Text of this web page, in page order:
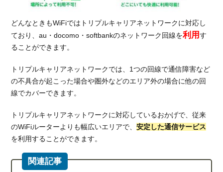
載の
おす
のモ
バイ
WiFi
２選
実質
料金
が非
常に
安
い！
どんなときもWiFiではトリプルキャリアネットワークに対応し
ており、au・docomo・softbankのネットワーク回線を利用す
ることができます。
トリプルキャリアネットワークでは、1つの回線で通信障害など
の不具合が起こった場合や圏外などのエリア外の場合に他の回
線でカバーできます。
トリプルキャリアネットワークに対応しているおかげで、従来
のWiFiルーターよりも幅広いエリアで、安定した通信サービス
を利用することができます。